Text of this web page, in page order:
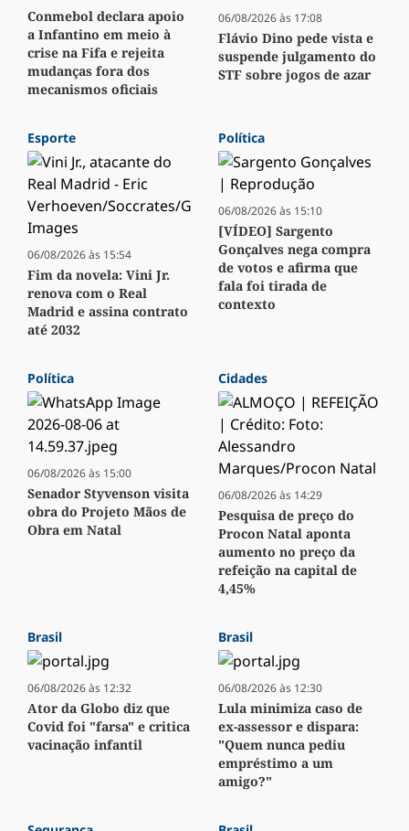
Conmebol declara apoio
a Infantino em meio à
crise na Fifa e rejeita
mudanças fora dos
mecanismos oficiais
06/08/2026 às 17:08
Flávio Dino pede vista e
suspende julgamento do
STF sobre jogos de azar
Esporte
06/08/2026 às 15:54
Fim da novela: Vini Jr.
renova com o Real
Madrid e assina contrato
até 2032
Política
06/08/2026 às 15:10
[VÍDEO] Sargento
Gonçalves nega compra
de votos e afirma que
fala foi tirada de
contexto
Política
06/08/2026 às 15:00
Senador Styvenson visita
obra do Projeto Mãos de
Obra em Natal
Cidades
06/08/2026 às 14:29
Pesquisa de preço do
Procon Natal aponta
aumento no preço da
refeição na capital de
4,45%
Brasil
06/08/2026 às 12:32
Ator da Globo diz que
Covid foi "farsa" e critica
vacinação infantil
Brasil
06/08/2026 às 12:30
Lula minimiza caso de
ex-assessor e dispara:
"Quem nunca pediu
empréstimo a um
amigo?"